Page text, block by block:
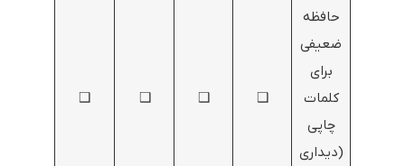
حافظه
ضعیفی
برای
کلمات
چاپی
(دیداری
❑
❑
❑
❑